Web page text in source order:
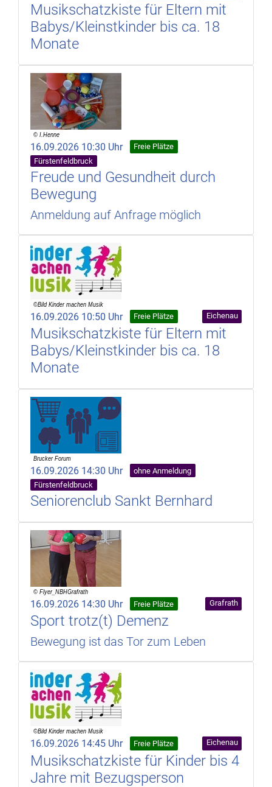
Musikschatzkiste für Eltern mit
Babys/Kleinstkinder bis ca. 18
Monate
16.09.2026 10:30 Uhr
Freie Plätze
Fürstenfeldbruck
Freude und Gesundheit durch
Bewegung
Anmeldung auf Anfrage möglich
16.09.2026 10:50 Uhr Freie Plätze Eichenau
Musikschatzkiste für Eltern mit
Babys/Kleinstkinder bis ca. 18
Monate
16.09.2026 14:30 Uhr
ohne Anmeldung
Fürstenfeldbruck
Seniorenclub Sankt Bernhard
16.09.2026 14:30 Uhr Freie Plätze Grafrath
Sport trotz(t) Demenz
Bewegung ist das Tor zum Leben
16.09.2026 14:45 Uhr Freie Plätze Eichenau
Musikschatzkiste für Kinder bis 4
Jahre mit Bezugsperson